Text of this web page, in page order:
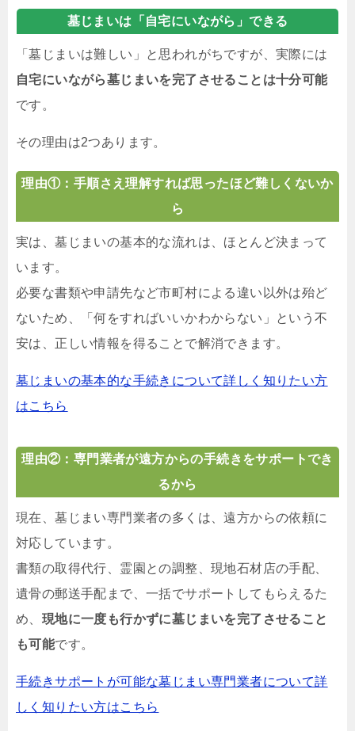
墓じまいは「自宅にいながら」できる
「墓じまいは難しい」と思われがちですが、実際には
自宅にいながら墓じまいを完了させることは十分可能
です。
その理由は2つあります。
理由①：手順さえ理解すれば思ったほど難しくないか
ら
実は、墓じまいの基本的な流れは、ほとんど決まって
います。
必要な書類や申請先など市町村による違い以外は殆ど
ないため、「何をすればいいかわからない」という不
安は、正しい情報を得ることで解消できます。
墓じまいの基本的な手続きについて詳しく知りたい方
はこちら
理由②：専門業者が遠方からの手続きをサポートでき
るから
現在、墓じまい専門業者の多くは、遠方からの依頼に
対応しています。
書類の取得代行、霊園との調整、現地石材店の手配、
遺骨の郵送手配まで、一括でサポートしてもらえるた
め、 現地に一度も行かずに墓じまいを完了させること
も可能です。
手続きサポートが可能な墓じまい専門業者について詳
しく知りたい方はこちら